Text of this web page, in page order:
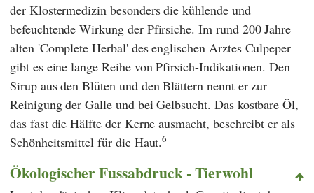
der Klostermedizin besonders die kühlende und
befeuchtende Wirkung der Pfirsiche. Im rund 200 Jahre
alten 'Complete Herbal' des englischen Arztes Culpeper
gibt es eine lange Reihe von Pfirsich-Indikationen. Den
Sirup aus den Blüten und den Blättern nennt er zur
Reinigung der Galle und bei Gelbsucht. Das kostbare Öl,
das fast die Hälfte der Kerne ausmacht, beschreibt er als
Schönheitsmittel für die Haut.6
Ökologischer Fussabdruck - Tierwohl